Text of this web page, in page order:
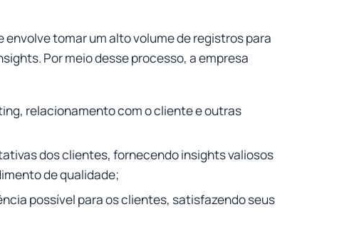
envolve tomar um alto volume de registros para
Por meio desse processo, a empresa
relacionamento com o cliente e outras
dos clientes, fornecendo insights valiosos
de qualidade;
possível para os clientes, satisfazendo seus